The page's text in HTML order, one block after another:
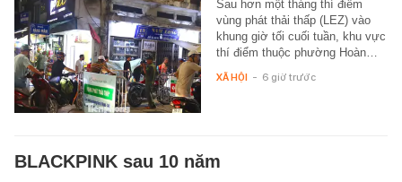
Sau hơn một tháng thí điểm
vùng phát thải thấp (LEZ) vào
khung giờ tối cuối tuần, khu vực
thí điểm thuộc phường Hoàn…
XÃ HỘI - 6 giờ trước
BLACKPINK sau 10 năm